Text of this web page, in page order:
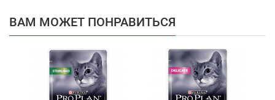
ВАМ МОЖЕТ ПОНРАВИТЬСЯ